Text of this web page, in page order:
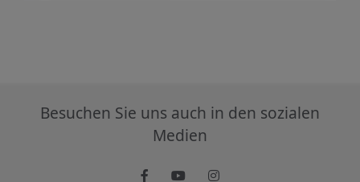
Besuchen Sie uns auch in den sozialen
Medien